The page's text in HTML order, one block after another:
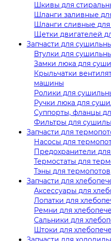
Шкивы для
Шланги заливные
Шланги сливные
Щетки двигателей
Запчасти для
Втулки для
Замки люка для
Крыльчатки
машины
Ролики для
Ручки люка для
Суппорты, фланцы
Фильтры для
Запчасти для
Насосы для
Предохранители
Термостаты для
Тэны для термопотов
Запчасти для
Аксессуары для
Лопатки для
Ремни для
Сальники для
Штоки для